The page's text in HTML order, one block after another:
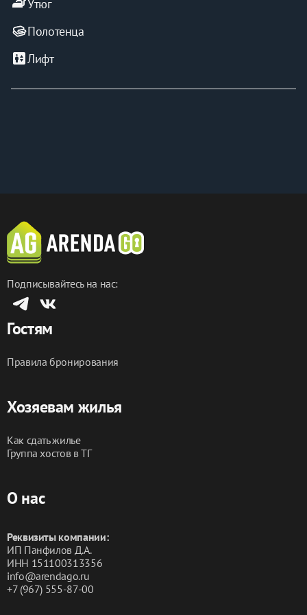
ironУтюг
Полотенца
elevatorЛифт
Подписывайтесь на нас:
Гостям
Правила бронирования
Хозяевам жилья
Как сдать жилье
Группа хостов в ТГ
О нас
Реквизиты компании:
ИП Панфилов Д.А.
ИНН 151100313356
info@arendago.ru
+7 (967) 555-87-00